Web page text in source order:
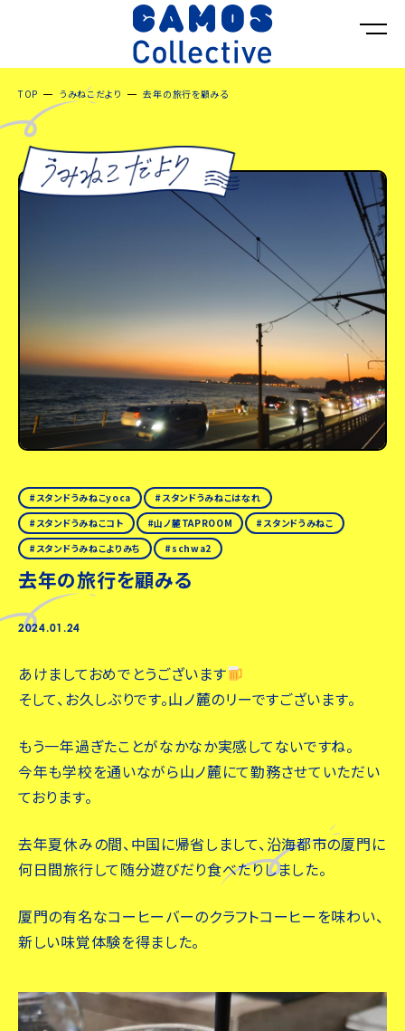
TOP うみねこだより 去年の旅行を顧みる
スタンドうみねこyoca
スタンドうみねこはなれ
スタンドうみねこコト
山ノ麓TAPROOM
スタンドうみねこ
スタンドうみねこよりみち
schwa2
去年の旅行を顧みる
2024.01.24
あけましておめでとうございます
そして、お久しぶりです。山ノ麓のリーですございます。
もう一年過ぎたことがなかなか実感してないですね。
今年も学校を通いながら山ノ麓にて勤務させていただい
ております。
去年夏休みの間、中国に帰省しまして、沿海都市の厦門に
何日間旅行して随分遊びだり食べたりしました。
厦門の有名なコーヒーバーのクラフトコーヒーを味わい、
新しい味覚体験を得ました。